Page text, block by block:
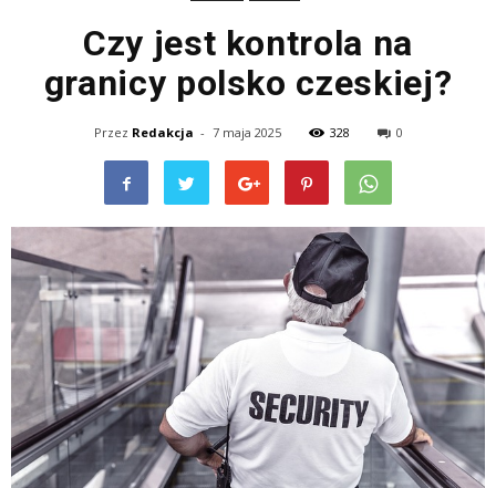
Czy jest kontrola na
granicy polsko czeskiej?
Przez Redakcja - 7 maja 2025 328 0